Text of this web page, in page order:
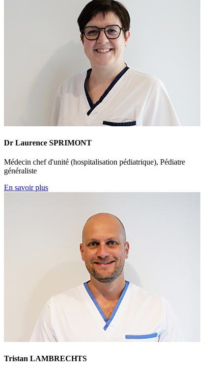
Dr Laurence SPRIMONT
Médecin chef d'unité (hospitalisation pédiatrique), Pédiatre
généraliste
En savoir plus
Tristan LAMBRECHTS